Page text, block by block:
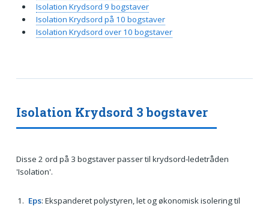
Isolation Krydsord 3 bogstaver
Disse 2 ord på 3 bogstaver passer til krydsord-ledetråden
'Isolation'.
Eps: Ekspanderet polystyren, let og økonomisk isolering til
Isolation Krydsord 9 bogstaver
Isolation Krydsord på 10 bogstaver
Isolation Krydsord over 10 bogstaver